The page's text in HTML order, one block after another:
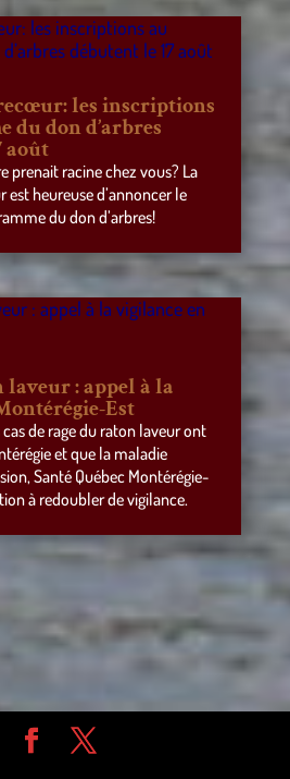
les inscriptions
du don d’arbres
août
prenait racine chez vous? La
heureuse d’annoncer le
du don d’arbres!
laveur : appel à la
Est
de rage du raton laveur ont
et que la maladie
Santé Québec Montérégie-
à redoubler de vigilance.